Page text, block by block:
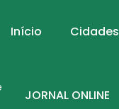
Início Cidades
JORNAL ONLINE